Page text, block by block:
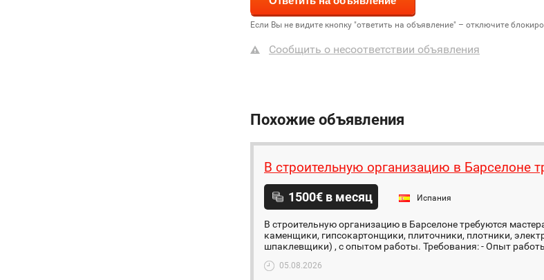
Если Вы не видите кнопку "ответить на объявление" – отключите
Сообщить о несоответствии объявления
Похожие объявления
В строительную организацию в Барселоне
1500€ в месяц Испания
В строительную организацию в Барселоне требуются
каменщики, гипсокартонщики, плиточники, плотники,
шпаклевщики) , с опытом работы. Требования: - Опыт
05.08.2026